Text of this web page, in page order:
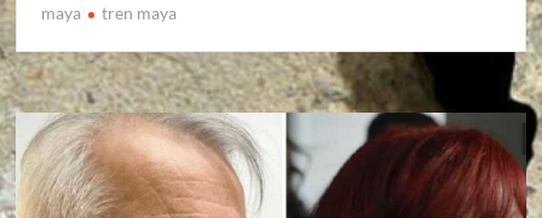
maya
tren maya